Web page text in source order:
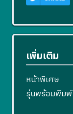
เพิ่มเติม
หน้าพิเศษ
รุ่นพร้อมพิมพ์